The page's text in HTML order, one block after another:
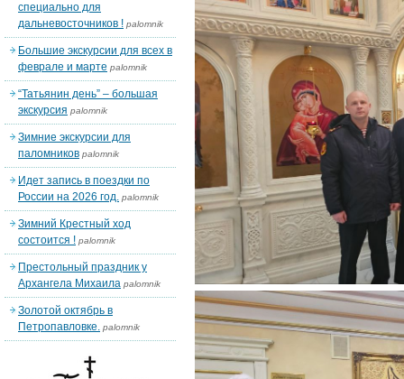
специально для
дальневосточников ! palomnik
Большие экскурсии для всех в
феврале и марте palomnik
“Татьянин день” – большая
экскурсия palomnik
Зимние экскурсии для
паломников palomnik
Идет запись в поездки по
России на 2026 год. palomnik
Зимний Крестный ход
состоится ! palomnik
Престольный праздник у
Архангела Михаила palomnik
Золотой октябрь в
Петропавловке. palomnik